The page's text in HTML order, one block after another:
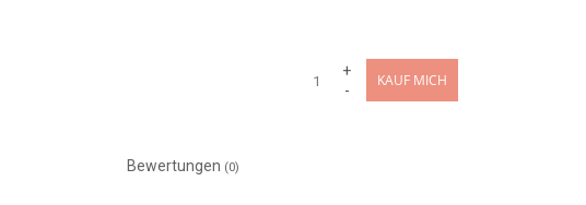
+
-
KAUF MICH
Bewertungen (0)